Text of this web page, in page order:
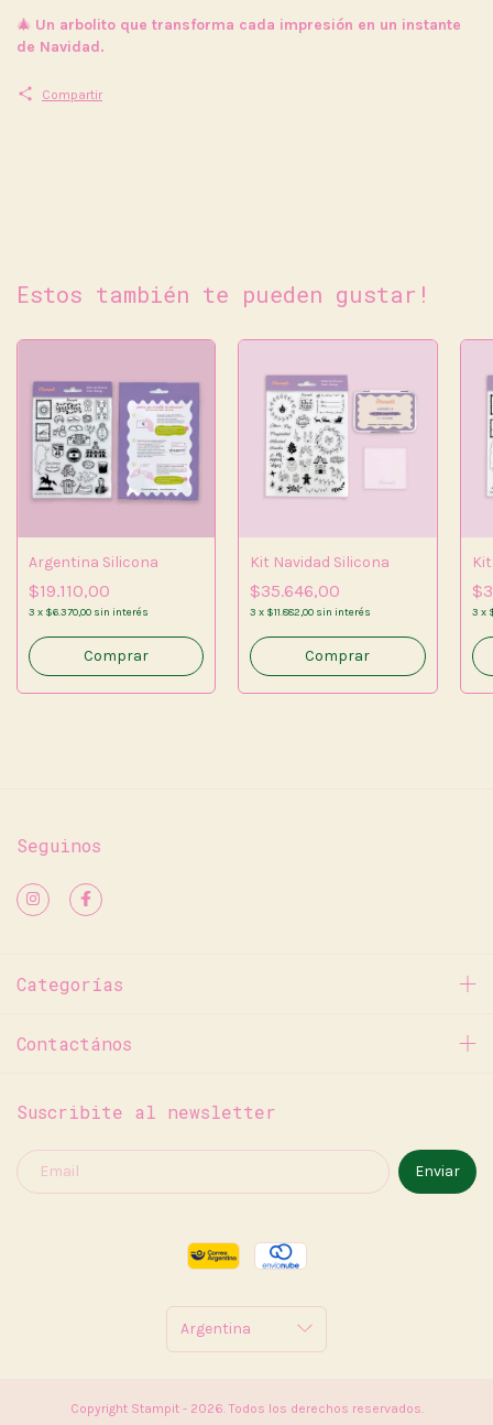
🎄 Un arbolito que transforma cada impresión en un instante
de Navidad.
Compartir
Estos también te pueden gustar!
Argentina Silicona
$19.110,00
3 x $6.370,00 sin interés
Kit Navidad Silicona
$35.646,00
3 x $11.882,00 sin interés 3 x
Seguinos
Categorías
Contactános
Suscribite al newsletter
Copyright Stampit - 2026. Todos los derechos reservados.